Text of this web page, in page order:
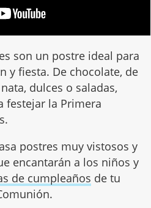
son un postre ideal para
y fiesta. De chocolate, de
dulces o saladas,
festejar la Primera
postres muy vistosos y
encantarán a los niños y
de cumpleaños de tu